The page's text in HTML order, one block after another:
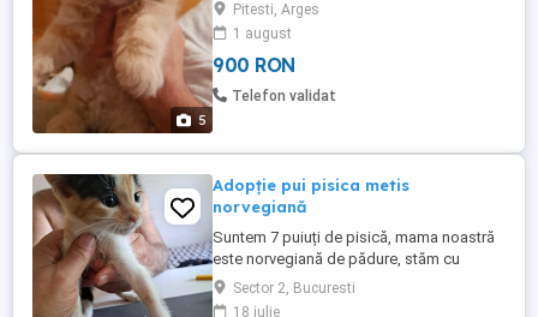
5
Pitesti, Arges
1 august
900 RON
Telefon validat
Adopție pui pisica metis
norvegiană
Suntem 7 puiuți de pisică, mama noastră
este norvegiană de pădure, stăm cu
bunicul acum, dar nu ne mai poate ține
mult timp. Căutăm familii iubitoare cărora
Sector 2, Bucuresti
18 iulie